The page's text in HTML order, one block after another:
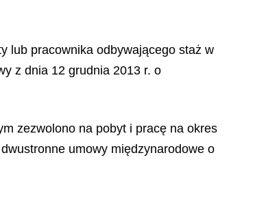
lub pracownika odbywającego staż w
z dnia 12 grudnia 2013 r. o
zezwolono na pobyt i pracę na okres
umowy międzynarodowe o